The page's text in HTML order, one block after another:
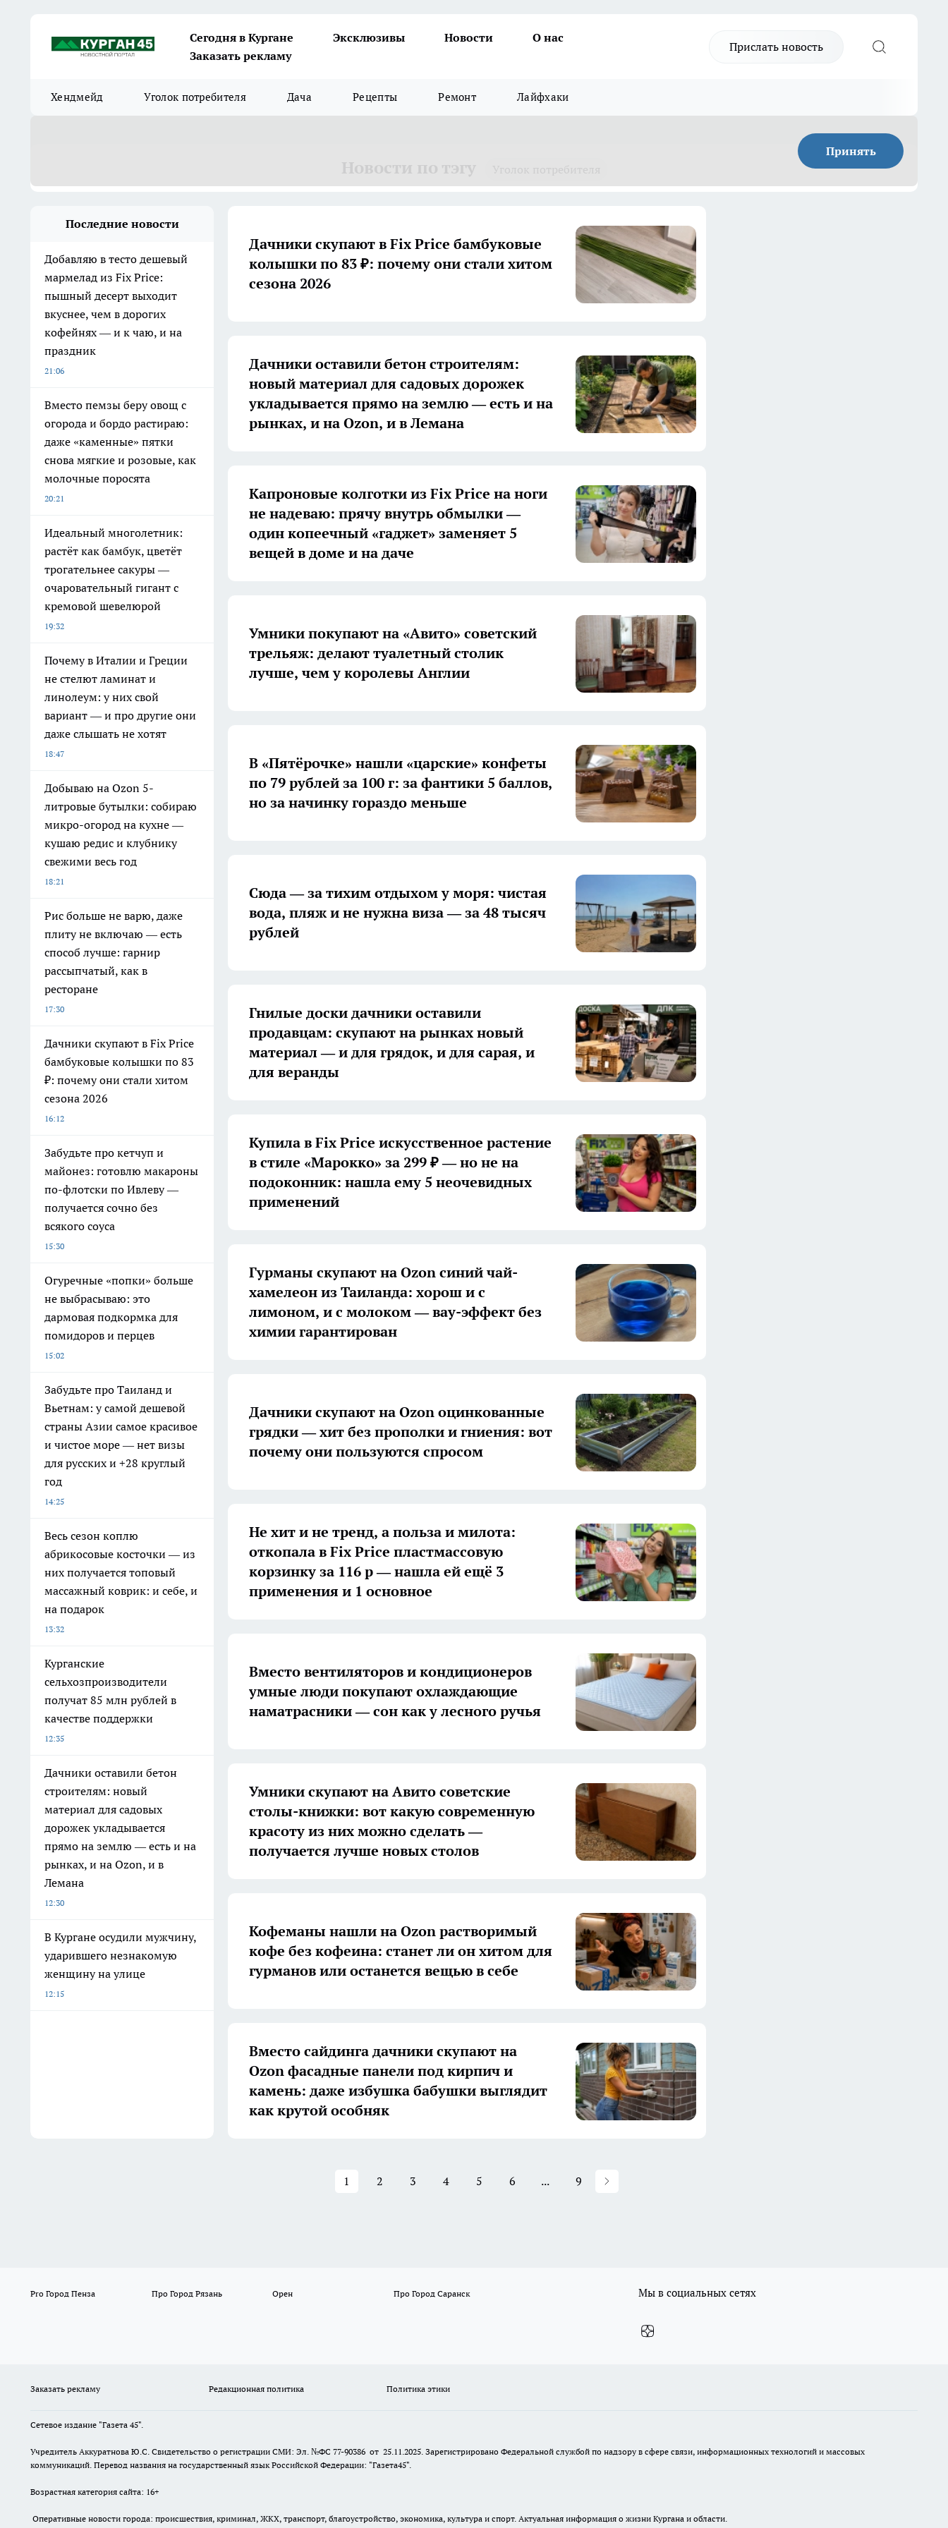
Сегодня в Кургане Эксклюзивы Новости
О нас
Заказать рекламу
Прислать новость
Хендмейд Уголок потребителя Дача Рецепты Ремонт Лайфхаки
Принять
Последние новости
Добавляю в тесто дешевый
мармелад из Fix Price:
пышный десерт выходит
вкуснее, чем в дорогих
кофейнях — и к чаю, и на
праздник
21:06
Вместо пемзы беру овощ с
огорода и бордо растираю:
даже «каменные» пятки
снова мягкие и розовые, как
молочные поросята
20:21
Идеальный многолетник:
растёт как бамбук, цветёт
трогательнее сакуры —
очаровательный гигант с
кремовой шевелюрой
19:32
Почему в Италии и Греции
не стелют ламинат и
линолеум: у них свой
вариант — и про другие они
даже слышать не хотят
18:47
Добываю на Ozon 5-
литровые бутылки: собираю
микро-огород на кухне —
кушаю редис и клубнику
свежими весь год
18:21
Рис больше не варю, даже
плиту не включаю — есть
способ лучше: гарнир
рассыпчатый, как в
ресторане
17:30
Дачники скупают в Fix Price
бамбуковые колышки по 83
₽: почему они стали хитом
сезона 2026
16:12
Забудьте про кетчуп и
майонез: готовлю макароны
по-флотски по Ивлеву —
получается сочно без
всякого соуса
15:30
Огуречные «попки» больше
не выбрасываю: это
дармовая подкормка для
помидоров и перцев
15:02
Забудьте про Таиланд и
Вьетнам: у самой дешевой
страны Азии самое красивое
и чистое море — нет визы
для русских и +28 круглый
год
14:25
Весь сезон коплю
абрикосовые косточки — из
них получается топовый
массажный коврик: и себе, и
на подарок
13:32
Курганские
сельхозпроизводители
получат 85 млн рублей в
качестве поддержки
12:35
Дачники оставили бетон
строителям: новый
материал для садовых
дорожек укладывается
прямо на землю — есть и на
рынках, и на Ozon, и в
Лемана
12:30
В Кургане осудили мужчину,
ударившего незнакомую
женщину на улице
12:15
Дачники скупают в Fix Price бамбуковые
колышки по 83 ₽: почему они стали хитом
сезона 2026
Дачники оставили бетон строителям:
новый материал для садовых дорожек
укладывается прямо на землю — есть и на
рынках, и на Ozon, и в Лемана
Капроновые колготки из Fix Price на ноги
не надеваю: прячу внутрь обмылки —
один копеечный «гаджет» заменяет 5
вещей в доме и на даче
Умники покупают на «Авито» советский
трельяж: делают туалетный столик
лучше, чем у королевы Англии
В «Пятёрочке» нашли «царские» конфеты
по 79 рублей за 100 г: за фантики 5 баллов,
но за начинку гораздо меньше
Сюда — за тихим отдыхом у моря: чистая
вода, пляж и не нужна виза — за 48 тысяч
рублей
Гнилые доски дачники оставили
продавцам: скупают на рынках новый
материал — и для грядок, и для сарая, и
для веранды
Купила в Fix Price искусственное растение
в стиле «Марокко» за 299 ₽ — но не на
подоконник: нашла ему 5 неочевидных
применений
Гурманы скупают на Ozon синий чай-
хамелеон из Таиланда: хорош и с
лимоном, и с молоком — вау-эффект без
химии гарантирован
Дачники скупают на Ozon оцинкованные
грядки — хит без прополки и гниения: вот
почему они пользуются спросом
Не хит и не тренд, а польза и милота:
откопала в Fix Price пластмассовую
корзинку за 116 р — нашла ей ещё 3
применения и 1 основное
Вместо вентиляторов и кондиционеров
умные люди покупают охлаждающие
наматрасники — сон как у лесного ручья
Умники скупают на Авито советские
столы-книжки: вот какую современную
красоту из них можно сделать —
получается лучше новых столов
Кофеманы нашли на Ozon растворимый
кофе без кофеина: станет ли он хитом для
гурманов или останется вещью в себе
Вместо сайдинга дачники скупают на
Ozon фасадные панели под кирпич и
камень: даже избушка бабушки выглядит
как крутой особняк
1 2 3 4 5 6 ... 9
Pro Город Пенза Про Город Рязань Орен Про Город Саранск Мы в социальных сетях
Заказать рекламу Редакционная политика Политика этики
Сетевое издание "Газета 45".
Учредитель Аккуратнова Ю.С. Свидетельство о регистрации СМИ: Эл. №ФС 77-90386 от 25.11.2025. Зарегистрировано Федеральной службой по надзору в сфере связи, информационных технологий и массовых
коммуникаций. Перевод названия на государственный язык Российской Федерации: "Газета45".
Возрастная категория сайта: 16+
Оперативные новости города: происшествия, криминал, ЖКХ, транспорт, благоустройство, экономика, культура и спорт. Актуальная информация о жизни Кургана и области.